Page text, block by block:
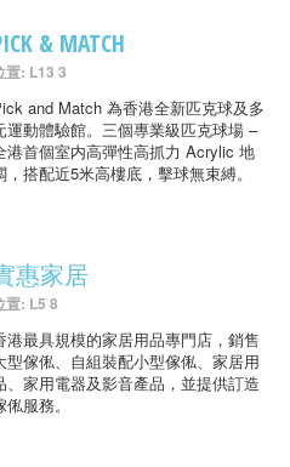
& MATCH
置: L13 3
and Match 為香港全新匹克球及多
運動體驗館。三個專業級匹克球場 –
港首個室内高彈性高抓力 Acrylic 地
，搭配近5米高樓底，擊球無束縛。
惠家居
置: L5 8
港最具規模的家居用品專門店，銷售
型傢俬、自組裝配小型傢俬、家居用
、家用電器及影音產品，並提供訂造
俬服務。